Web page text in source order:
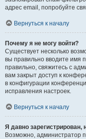
адрес email, попробуйте
Вернуться к началу
Почему я не могу войти?
Существует несколько
вы правильно вводите имя
правильно, свяжитесь с
вам закрыт доступ к
в конфигурации
исправления настроек.
Вернуться к началу
Я давно зарегистрирован,
Возможно, администратор